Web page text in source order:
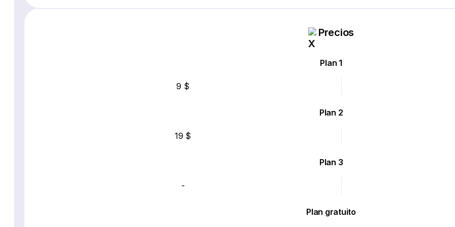
Precios
Plan 1
9 $
Plan 2
19 $
Plan 3
-
Plan gratuito